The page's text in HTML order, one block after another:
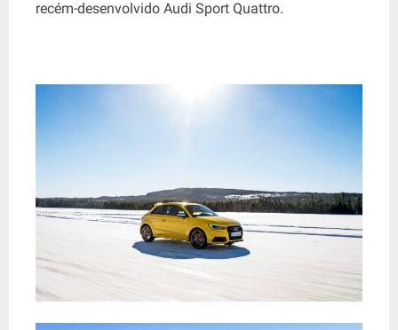
recém-desenvolvido Audi Sport Quattro.